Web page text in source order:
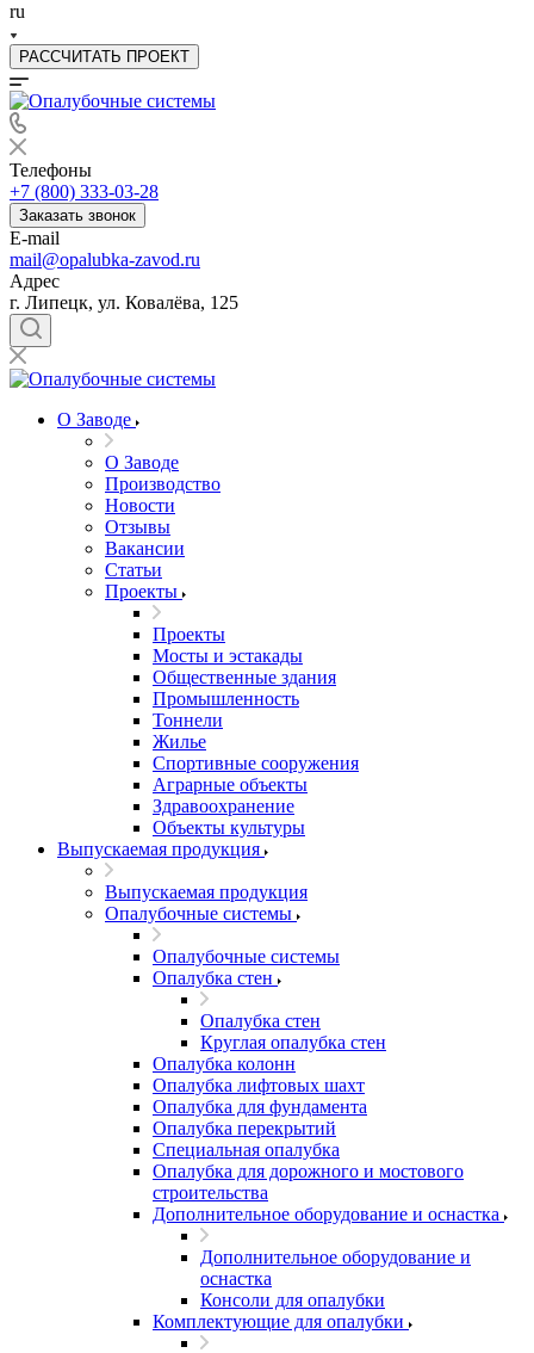
ru
РАССЧИТАТЬ ПРОЕКТ
Телефоны
+7 (800) 333-03-28
Заказать звонок
E-mail
mail@opalubka-zavod.ru
Адрес
г. Липецк, ул. Ковалёва, 125
О Заводе
О Заводе
Производство
Новости
Отзывы
Вакансии
Статьи
Проекты
Проекты
Мосты и эстакады
Общественные здания
Промышленность
Тоннели
Жилье
Спортивные сооружения
Аграрные объекты
Здравоохранение
Объекты культуры
Выпускаемая продукция
Выпускаемая продукция
Опалубочные системы
Опалубочные системы
Опалубка стен
Опалубка стен
Круглая опалубка стен
Опалубка колонн
Опалубка лифтовых шахт
Опалубка для фундамента
Опалубка перекрытий
Специальная опалубка
Опалубка для дорожного и мостового
строительства
Дополнительное оборудование и оснастка
Дополнительное оборудование и
оснастка
Консоли для опалубки
Комплектующие для опалубки